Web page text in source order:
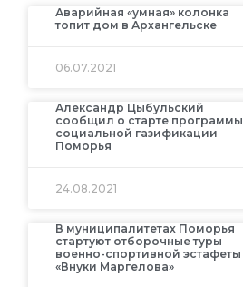
Аварийная «умная» колонка
топит дом в Архангельске
06.07.2021
Александр Цыбульский
сообщил о старте программы
социальной газификации
Поморья
24.08.2021
В муниципалитетах Поморья
стартуют отборочные туры
военно-спортивной эстафеты
«Внуки Маргелова»